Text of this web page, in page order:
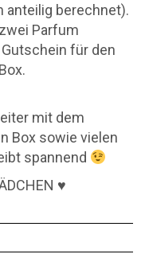
anteilig berechnet).
Parfum
für den
mit dem
Box sowie vielen
spannend
♥